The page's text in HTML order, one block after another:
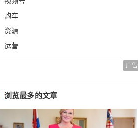
购车
资源
运营
广告
浏览最多的文章